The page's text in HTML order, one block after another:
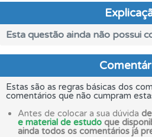
Esta questão ainda não possui
Estas são as regras básicas dos
comentários que não cumpram
Antes de colocar a sua dúvida
e material de estudo que
ainda todos os comentários já